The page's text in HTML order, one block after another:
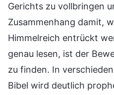
Gerichts zu vollbringen
Zusammenhang damit,
Himmelreich entrückt
genau lesen, ist der
zu finden. In
Bibel wird deutlich